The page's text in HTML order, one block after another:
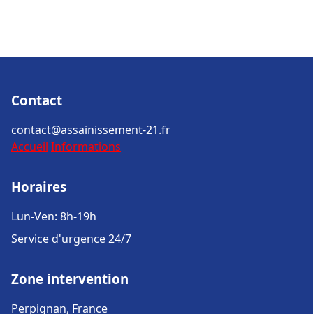
Contact
contact@assainissement-21.fr
Accueil Informations
Horaires
Lun-Ven: 8h-19h
Service d'urgence 24/7
Zone intervention
Perpignan, France